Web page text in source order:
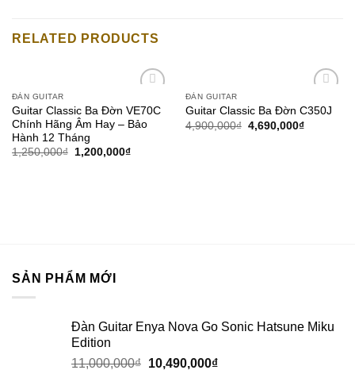
RELATED PRODUCTS
wishlist
ĐÀN GUITAR
Guitar Classic Ba Đờn VE70C
Chính Hãng Âm Hay – Bảo
Hành 12 Tháng
1,250,000₫ 1,200,000₫
wishlist
ĐÀN GUITAR
Guitar Classic Ba Đờn C350J
4,900,000₫ 4,690,000₫
SẢN PHẨM MỚI
Đàn Guitar Enya Nova Go Sonic Hatsune Miku
Edition
11,000,000₫ 10,490,000₫